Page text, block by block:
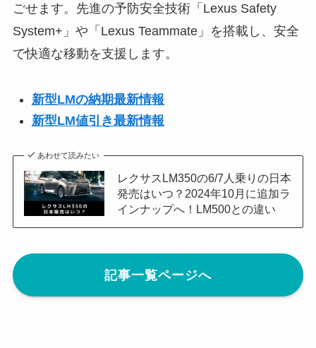
ごせます。先進の予防安全技術「Lexus Safety
System+」や「Lexus Teammate」を搭載し、安全
で快適な移動を支援します。
新型LMの納期最新情報
新型LM値引き最新情報
あわせて読みたい
レクサスLM350の6/7人乗りの日本
発売はいつ？2024年10月に追加ラ
インナップへ！LM500との違い
記事一覧ページへ